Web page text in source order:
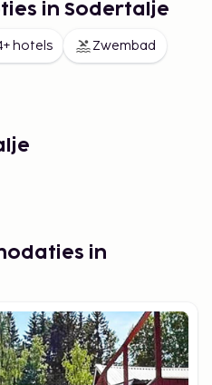
in Sodertalje
hotels Zwembad
in